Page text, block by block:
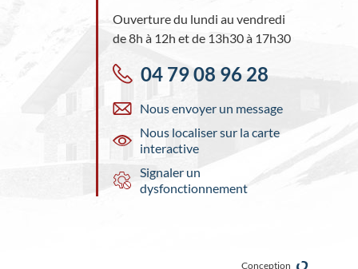
Ouverture du lundi au vendredi
de 8h à 12h et de 13h30 à 17h30
04 79 08 96 28
Nous envoyer un message
Nous localiser sur la carte
interactive
Signaler un
dysfonctionnement
Conception